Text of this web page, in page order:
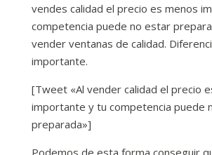
vendes calidad el precio es menos
competencia puede no estar
vender ventanas de calidad.
importante.
[Tweet «Al vender calidad el precio
importante y tu competencia puede
preparada»]